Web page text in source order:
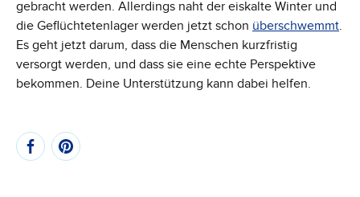
gebracht werden. Allerdings naht der eiskalte Winter und
die Geflüchtetenlager werden jetzt schon überschwemmt.
Es geht jetzt darum, dass die Menschen kurzfristig
versorgt werden, und dass sie eine echte Perspektive
bekommen. Deine Unterstützung kann dabei helfen.